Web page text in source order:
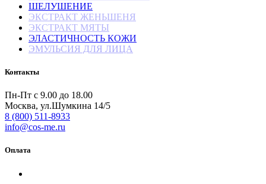
ШЕЛУШЕНИЕ
ЭКСТРАКТ ЖЕНЬШЕНЯ
ЭКСТРАКТ МЯТЫ
ЭЛАСТИЧНОСТЬ КОЖИ
ЭМУЛЬСИЯ ДЛЯ ЛИЦА
Контакты
Пн-Пт с 9.00 до 18.00
Москва, ул.Шумкина 14/5
8 (800) 511-8933
info@cos-me.ru
Оплата